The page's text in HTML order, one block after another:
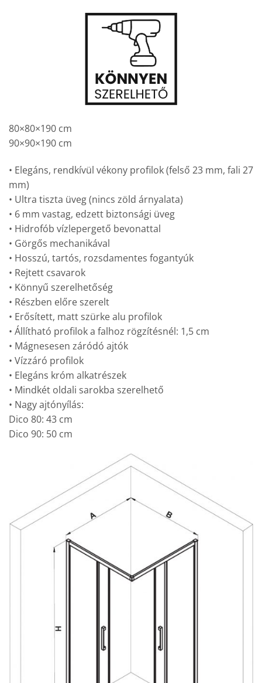
80×80×190 cm
90×90×190 cm
• Elegáns, rendkívül vékony profilok (felső 23 mm, fali 27
mm)
• Ultra tiszta üveg (nincs zöld árnyalata)
• 6 mm vastag, edzett biztonsági üveg
• Hidrofób vízlepergető bevonattal
• Görgős mechanikával
• Hosszú, tartós, rozsdamentes fogantyúk
• Rejtett csavarok
• Könnyű szerelhetőség
• Részben előre szerelt
• Erősített, matt szürke alu profilok
• Állítható profilok a falhoz rögzítésnél: 1,5 cm
• Mágnesesen záródó ajtók
• Vízzáró profilok
• Elegáns króm alkatrészek
• Mindkét oldali sarokba szerelhető
• Nagy ajtónyílás:
Dico 80: 43 cm
Dico 90: 50 cm